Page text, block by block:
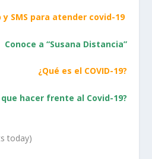
y SMS para atender covid-19
Conoce a “Susana Distancia”
¿Qué es el COVID-19?
hacer frente al Covid-19?
today)